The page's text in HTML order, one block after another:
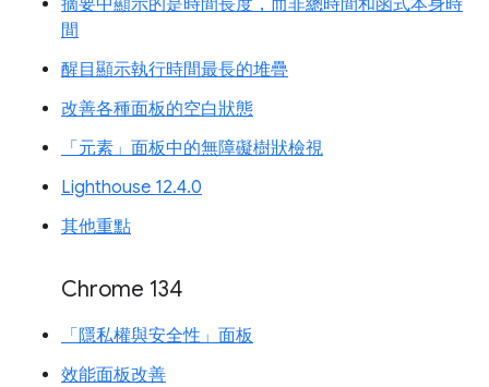
間
醒目顯示執行時間最長的堆疊
改善各種面板的空白狀態
「元素」面板中的無障礙樹狀檢視
Lighthouse 12.4.0
其他重點
Chrome 134
「隱私權與安全性」面板
效能面板改善